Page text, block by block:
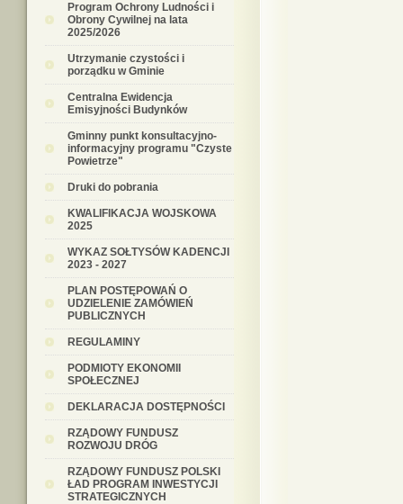
Program Ochrony Ludności i
Obrony Cywilnej na lata
2025/2026
Utrzymanie czystości i
porządku w Gminie
Centralna Ewidencja
Emisyjności Budynków
Gminny punkt konsultacyjno-
informacyjny programu "Czyste
Powietrze"
Druki do pobrania
KWALIFIKACJA WOJSKOWA
2025
WYKAZ SOŁTYSÓW KADENCJI
2023 - 2027
PLAN POSTĘPOWAŃ O
UDZIELENIE ZAMÓWIEŃ
PUBLICZNYCH
REGULAMINY
PODMIOTY EKONOMII
SPOŁECZNEJ
DEKLARACJA DOSTĘPNOŚCI
RZĄDOWY FUNDUSZ
ROZWOJU DRÓG
RZĄDOWY FUNDUSZ POLSKI
ŁAD PROGRAM INWESTYCJI
STRATEGICZNYCH